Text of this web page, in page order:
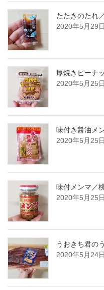
たたきのたれ
2020年5月29日
厚焼きピーナ
2020年5月25日
味付き醤油メ
2020年5月25日
味付メンマ／
2020年5月25日
うおきち君の
2020年5月24日